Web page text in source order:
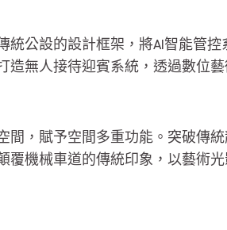
統公設的設計框架，將AI智能管
造無人接待迎賓系統，透過數位
間，賦予空間多重功能。突破傳
覆機械車道的傳統印象，以藝術